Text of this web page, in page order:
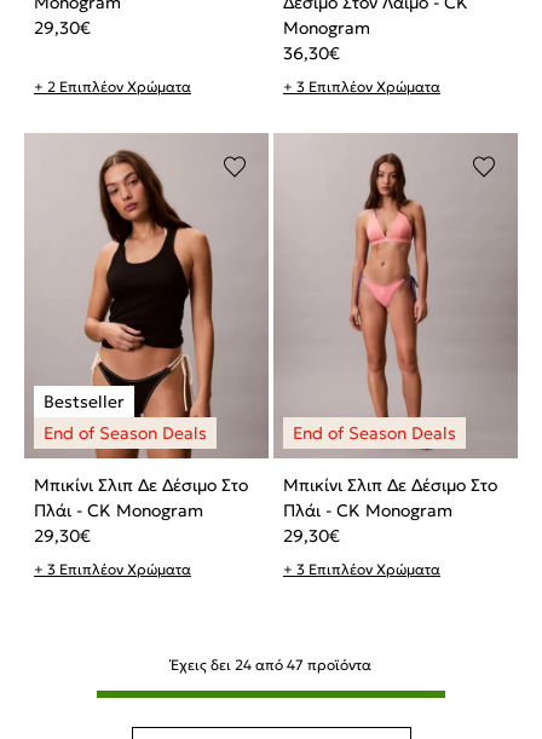
29,30€
+ 2 Επιπλέον Χρώματα
Monogram
36,30€
+ 3 Επιπλέον Χρώματα
Μπικίνι Σλιπ Δε Δέσιμο Στο
Πλάι - CK Monogram
29,30€
+ 3 Επιπλέον Χρώματα
Μπικίνι Σλιπ Δε Δέσιμο Στο
Πλάι - CK Monogram
29,30€
+ 3 Επιπλέον Χρώματα
Έχεις δει 24 από 47 προϊόντα